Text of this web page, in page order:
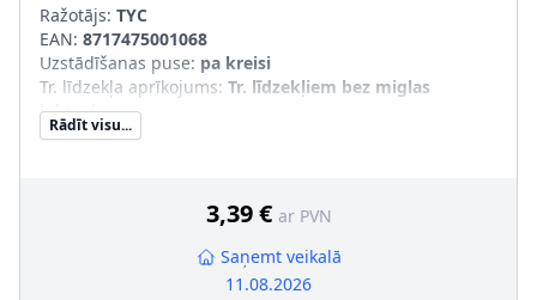
Ražotājs: TYC
EAN: 8717475001068
Uzstādīšanas puse: pa kreisi
Tr. līdzekļa aprīkojums: Tr. līdzekļiem bez miglas
lukturiem
Rādīt visu...
3,39 € ar PVN
Saņemt veikalā
11.08.2026